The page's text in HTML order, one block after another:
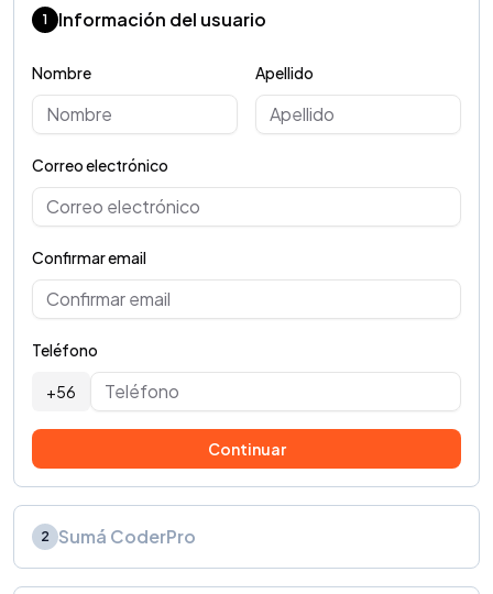
1 Información del usuario
Nombre Apellido
Correo electrónico
Confirmar email
Teléfono
+56
Continuar
2 Sumá CoderPro